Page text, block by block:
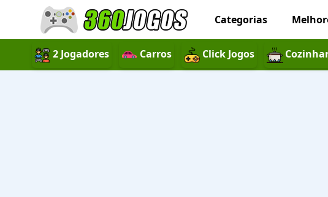
Categorias
2 Jogadores Carros Click Jogos